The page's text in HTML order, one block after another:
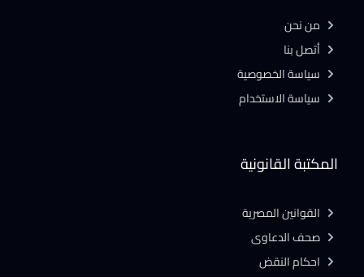
المكتبة القانونية
القوانين المصرية
صحف الدعاوى
احكام النقض
من نحن
أتصل بنا
سياسة الخصوصية
سياسة الاستخدام